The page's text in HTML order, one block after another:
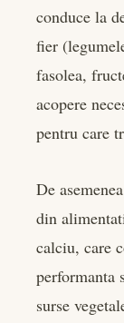
conduce la
fier
fasolea,
acopere
pentru care
De
din
calciu, care
performanta
surse